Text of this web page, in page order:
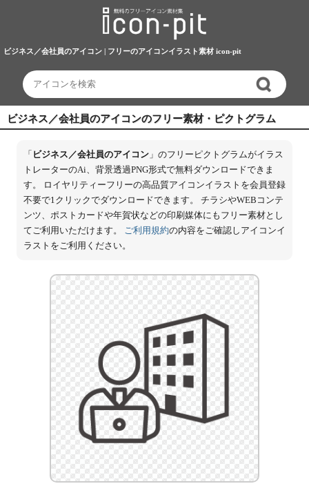
ビジネス／会社員のアイコン | フリーのアイコンイラスト素材 icon-pit
ビジネス／会社員のアイコンのフリー素材・ピクトグラム
「 ビジネス／会社員のアイコン」のフリーピクトグラムがイラス
トレーターのAi、背景透過PNG形式で無料ダウンロードできま
す。 ロイヤリティーフリーの高品質アイコンイラストを会員登録
不要で1クリックでダウンロードできます。 チラシやWEBコンテ
ンツ、ポストカードや年賀状などの印刷媒体にもフリー素材とし
てご利用いただけます。 ご利用規約の内容をご確認しアイコンイ
ラストをご利用ください。